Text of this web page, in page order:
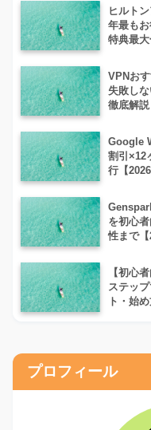
ヒルト
年最も
特典最
VPNお
失敗し
徹底解説
Google
割引×12
行【2026
を初心
性まで【
【初心
ステッ
ト・始
プロフィール